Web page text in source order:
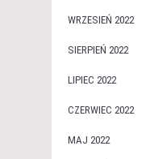
WRZESIEŃ 2022
SIERPIEŃ 2022
LIPIEC 2022
CZERWIEC 2022
MAJ 2022